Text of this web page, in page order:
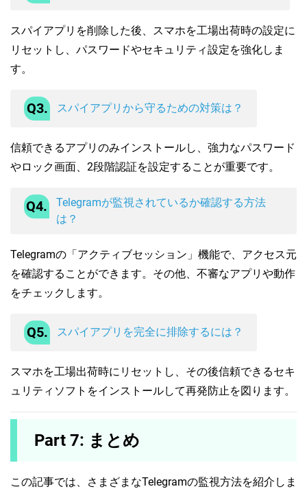
スパイアプリを削除した後、スマホを工場出荷時の設定に
リセットし、パスワードやセキュリティ設定を強化しま
す。
Q3. スパイアプリから守るための対策は？
信頼できるアプリのみインストールし、強力なパスワード
やロック画面、2段階認証を設定することが重要です。
Q4.
Telegramが監視されているか確認する方法
は？
Telegramの「アクティブセッション」機能で、アクセス元
を確認することができます。その他、不審なアプリや動作
をチェックします。
Q5. スパイアプリを完全に排除するには？
スマホを工場出荷時にリセットし、その後信頼できるセキ
ュリティソフトをインストールして再発防止を図ります。
Part 7: まとめ
この記事では、さまざまなTelegramの監視方法を紹介しま